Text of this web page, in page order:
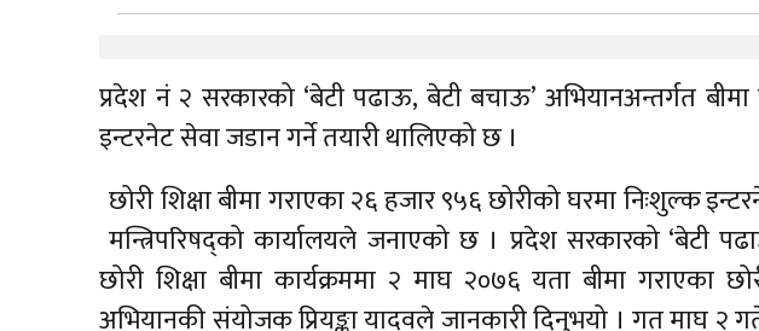
प्रदेश नं २ सरकारको ‘बेटी पढाऊ, बेटी बचाऊ’ अभियानअन्तर्गत
इन्टरनेट सेवा जडान गर्ने तयारी थालिएको छ ।
छोरी शिक्षा बीमा गराएका २६ हजार ९५६ छोरीको घरमा निःशुल्क
मन्त्रिपरिषद्को कार्यालयले जनाएको छ । प्रदेश सरकारको ‘बेटी
छोरी शिक्षा बीमा कार्यक्रममा २ माघ २०७६ यता बीमा गराएका
अभियानकी संयोजक प्रियङ्का यादवले जानकारी दिनुभयो । गत माघ २